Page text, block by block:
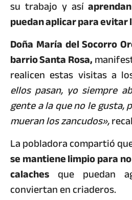
su trabajo y así
puedan aplicar para evitar
Doña María del Socorro
barrio Santa Rosa,
realicen estas visitas a
ellos pasan, yo siempre
gente a la que no le gusta,
mueran los zancudos»,
La pobladora compartió
se mantiene limpio para
calaches que puedan
conviertan en criaderos.